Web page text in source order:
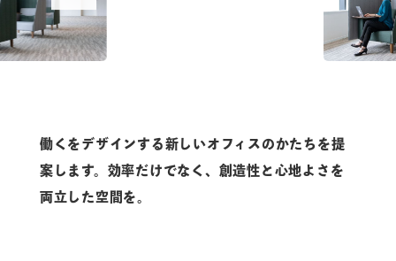
働くをデザインする 新しいオフィスのかたちを提
案します。 効率だけでなく、 創造性と心地よさを
両立した空間を。